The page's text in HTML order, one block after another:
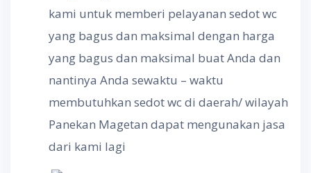
kami untuk memberi pelayanan sedot wc
yang bagus dan maksimal dengan harga
yang bagus dan maksimal buat Anda dan
nantinya Anda sewaktu – waktu
membutuhkan sedot wc di daerah/ wilayah
Panekan Magetan dapat mengunakan jasa
dari kami lagi